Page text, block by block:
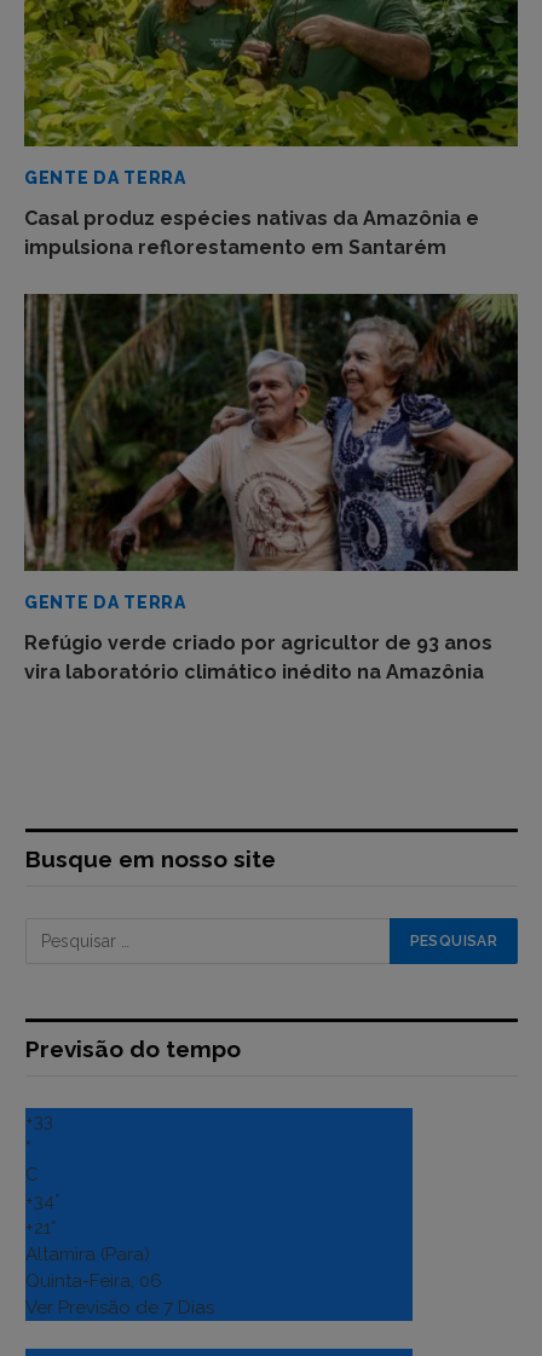
GENTE DA TERRA
Casal produz espécies nativas da Amazônia e
impulsiona reflorestamento em Santarém
GENTE DA TERRA
Refúgio verde criado por agricultor de 93 anos
vira laboratório climático inédito na Amazônia
Busque em nosso site
Previsão do tempo
+33
°
C
+34°
+21°
Altamira (Para)
Quinta-Feira, 06
Ver Previsão de 7 Dias